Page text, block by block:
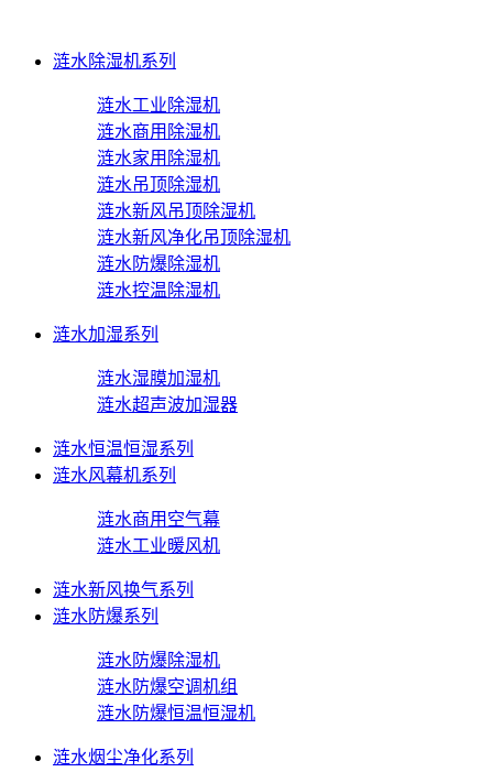
涟水除湿机系列
涟水工业除湿机
涟水商用除湿机
涟水家用除湿机
涟水吊顶除湿机
涟水新风吊顶除湿机
涟水新风净化吊顶除湿机
涟水防爆除湿机
涟水控温除湿机
涟水加湿系列
涟水湿膜加湿机
涟水超声波加湿器
涟水恒温恒湿系列
涟水风幕机系列
涟水商用空气幕
涟水工业暖风机
涟水新风换气系列
涟水防爆系列
涟水防爆除湿机
涟水防爆空调机组
涟水防爆恒温恒湿机
涟水烟尘净化系列